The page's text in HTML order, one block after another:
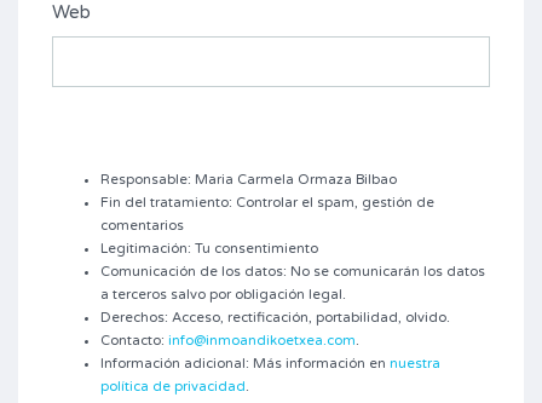
Web
Responsable: Maria Carmela Ormaza Bilbao
Fin del tratamiento: Controlar el spam, gestión de
comentarios
Legitimación: Tu consentimiento
Comunicación de los datos: No se comunicarán los datos
a terceros salvo por obligación legal.
Derechos: Acceso, rectificación, portabilidad, olvido.
Contacto: info@inmoandikoetxea.com.
Información adicional: Más información en nuestra
política de privacidad.